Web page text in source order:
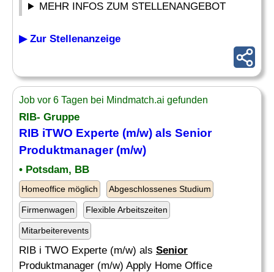
MEHR INFOS ZUM STELLENANGEBOT
▶ Zur Stellenanzeige
Job vor 6 Tagen bei Mindmatch.ai gefunden
RIB- Gruppe
RIB iTWO Experte (m/w) als Senior
Produktmanager (m/w)
• Potsdam, BB
Homeoffice möglich Abgeschlossenes Studium
Firmenwagen Flexible Arbeitszeiten
Mitarbeiterevents
RIB i TWO Experte (m/w) als Senior
Produktmanager (m/w) Apply Home Office